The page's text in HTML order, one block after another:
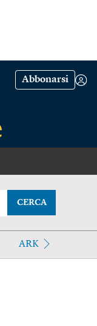
Abbonarsi
CERCA
ARK